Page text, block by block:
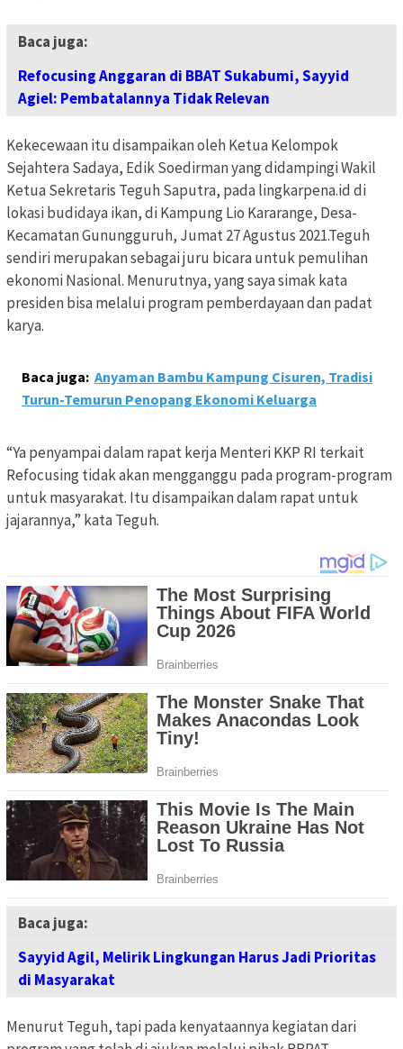
Baca juga:
Refocusing Anggaran di BBAT Sukabumi, Sayyid
Agiel: Pembatalannya Tidak Relevan
Kekecewaan itu disampaikan oleh Ketua Kelompok
Sejahtera Sadaya, Edik Soedirman yang didampingi Wakil
Ketua Sekretaris Teguh Saputra, pada lingkarpena.id di
lokasi budidaya ikan, di Kampung Lio Kararange, Desa-
Kecamatan Gunungguruh, Jumat 27 Agustus 2021.Teguh
sendiri merupakan sebagai juru bicara untuk pemulihan
ekonomi Nasional. Menurutnya, yang saya simak kata
presiden bisa melalui program pemberdayaan dan padat
karya.
Baca juga: Anyaman Bambu Kampung Cisuren, Tradisi
Turun-Temurun Penopang Ekonomi Keluarga
“Ya penyampai dalam rapat kerja Menteri KKP RI terkait
Refocusing tidak akan mengganggu pada program-program
untuk masyarakat. Itu disampaikan dalam rapat untuk
jajarannya,” kata Teguh.
Baca juga:
Sayyid Agil, Melirik Lingkungan Harus Jadi Prioritas
di Masyarakat
Menurut Teguh, tapi pada kenyataannya kegiatan dari